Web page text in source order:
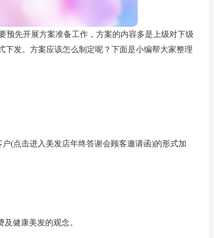
预先开展方案准备工作，方案的内容多是上级对下级
下发。方案应该怎么制定呢？下面是小编帮大家整理
(点击进入美发店年终答谢会顾客邀请函)的形式加
健康美发的观念。